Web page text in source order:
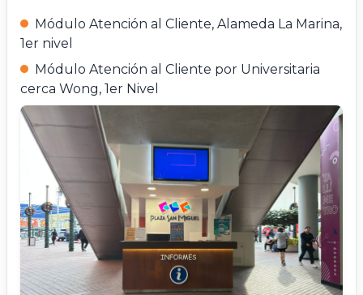
Módulo Atención al Cliente, Alameda La Marina,
1er nivel
Módulo Atención al Cliente por Universitaria
cerca Wong, 1er Nivel